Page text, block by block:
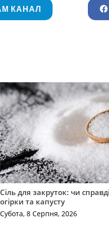
КАНАЛ
Сіль для закруток: чи
огірки та капусту
Субота, 8 Серпня, 2026